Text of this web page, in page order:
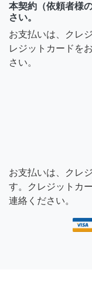
本契約（依頼者様
さい。
お支払いは、クレ
レジットカードを
さい。
お支払いは、クレ
す。クレジットカ
連絡ください。